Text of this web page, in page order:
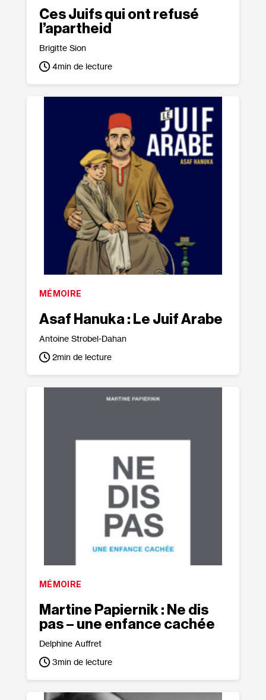
Ces Juifs qui ont refusé
l’apartheid
Brigitte Sion
4min de lecture
MÉMOIRE
Asaf Hanuka : Le Juif Arabe
Antoine Strobel-Dahan
2min de lecture
MÉMOIRE
Martine Papiernik : Ne dis
pas – une enfance cachée
Delphine Auffret
3min de lecture